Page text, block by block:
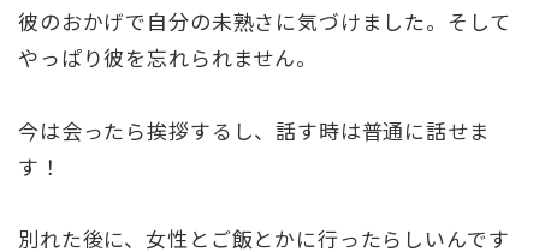
彼のおかげで自分の未熟さに気づけました。そして
やっぱり彼を忘れられません。
今は会ったら挨拶するし、話す時は普通に話せま
す！
別れた後に、女性とご飯とかに行ったらしいんです